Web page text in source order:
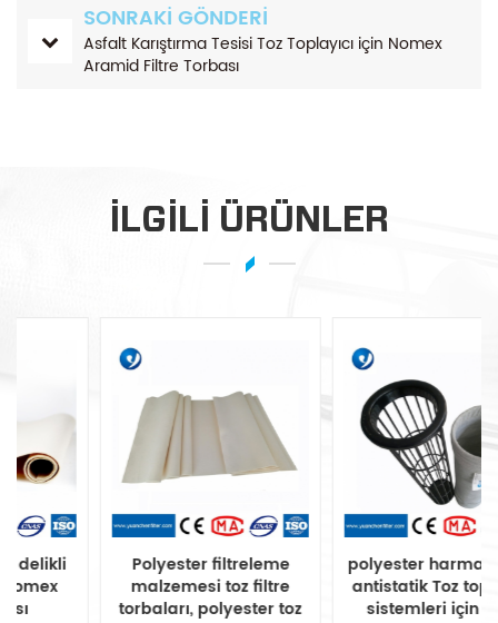
SONRAKI GÖNDERI
Asfalt Karıştırma Tesisi Toz Toplayıcı için Nomex
Aramid Filtre Torbası
ILGILI ÜRÜNLER
Polyester filtreleme
malzemesi toz filtre
torbaları, polyester toz
polyester harmanlama
antistatik Toz toplama
sistemleri için filtre